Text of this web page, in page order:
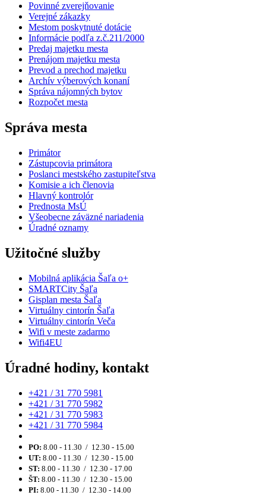
Povinné zverejňovanie
Verejné zákazky
Mestom poskytnuté dotácie
Informácie podľa z.č.211/2000
Predaj majetku mesta
Prenájom majetku mesta
Prevod a prechod majetku
Archív výberových konaní
Správa nájomných bytov
Rozpočet mesta
Správa mesta
Primátor
Zástupcovia primátora
Poslanci mestského zastupiteľstva
Komisie a ich členovia
Hlavný kontrolór
Prednosta MsÚ
Všeobecne záväzné nariadenia
Úradné oznamy
Užitočné služby
Mobilná aplikácia Šaľa o+
SMARTCity Šaľa
Gisplan mesta Šaľa
Virtuálny cintorín Šaľa
Virtuálny cintorín Veča
Wifi v meste zadarmo
Wifi4EU
Úradné hodiny, kontakt
+421 / 31 770 5981
+421 / 31 770 5982
+421 / 31 770 5983
+421 / 31 770 5984
PO: 8.00 - 11.30 / 12.30 - 15.00
UT: 8.00 - 11.30 / 12.30 - 15.00
ST: 8.00 - 11.30 / 12.30 - 17.00
ŠT: 8.00 - 11.30 / 12.30 - 15.00
PI: 8.00 - 11.30 / 12.30 - 14.00